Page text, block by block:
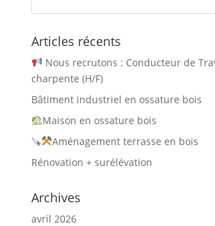
Articles récents
Nous recrutons : Conducteur de
charpente (H/F)
Bâtiment industriel en ossature bois
Maison en ossature bois
🪚
Aménagement terrasse en bois
Rénovation + surélévation
Archives
avril 2026